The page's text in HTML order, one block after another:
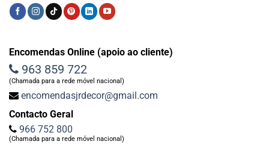
Encomendas Online (apoio ao cliente)
963 859 722
(Chamada para a rede móvel nacional)
encomendasjrdecor@gmail.com
Contacto Geral
966 752 800
(Chamada para a rede móvel nacional)